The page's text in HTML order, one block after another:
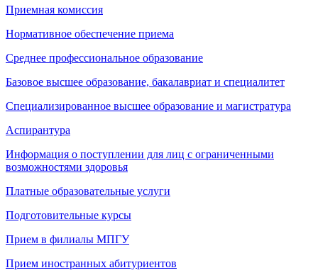
Приемная комиссия
Нормативное обеспечение приема
Среднее профессиональное образование
Базовое высшее образование, бакалавриат и специалитет
Специализированное высшее образование и магистратура
Аспирантура
Информация о поступлении для лиц с ограниченными
возможностями здоровья
Платные образовательные услуги
Подготовительные курсы
Прием в филиалы МПГУ
Прием иностранных абитуриентов